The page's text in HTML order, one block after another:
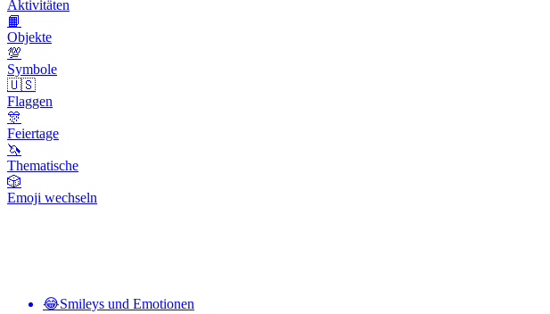
Aktivitäten
📙
Objekte
💯
Symbole
🇺🇸
Flaggen
🎊
Feiertage
🦄
Thematische
🎲
Emoji wechseln
😂Smileys und Emotionen